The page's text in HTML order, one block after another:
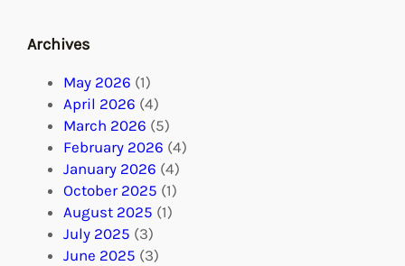
Archives
May 2026 (1)
April 2026 (4)
March 2026 (5)
February 2026 (4)
January 2026 (4)
October 2025 (1)
August 2025 (1)
July 2025 (3)
June 2025 (3)